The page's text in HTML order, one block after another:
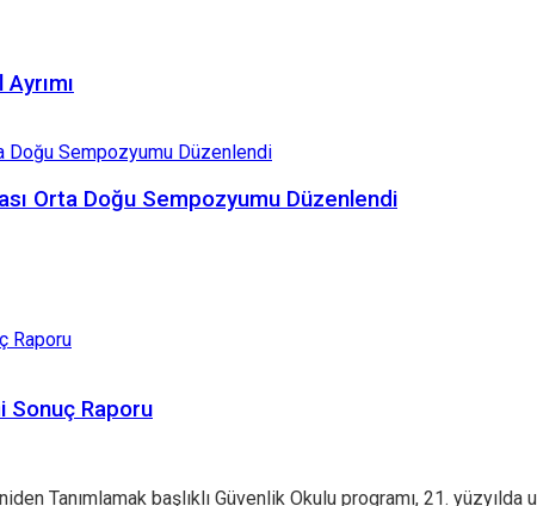
Orta Doğu Sempozyumu Düzenlendi
Sonuç Raporu
Tanımlamak başlıklı Güvenlik Okulu programı, 21.